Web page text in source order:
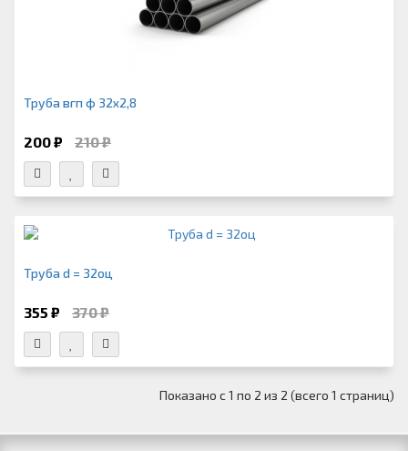
Труба вгп ф 32х2,8
200 ₽ 210 ₽
Труба d = 32оц
355 ₽ 370 ₽
Показано с 1 по 2 из 2 (всего 1 страниц)